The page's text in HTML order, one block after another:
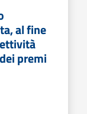
al fine
premi